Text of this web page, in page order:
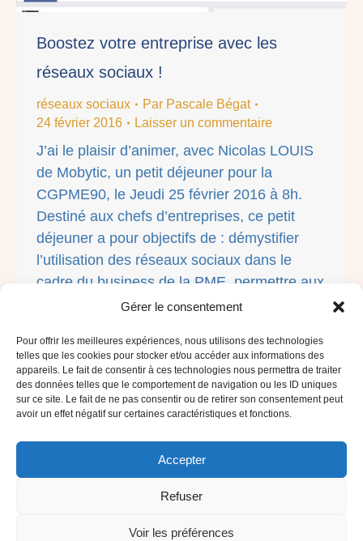
Gérer le consentement
Pour offrir les meilleures expériences, nous utilisons des technologies
telles que les cookies pour stocker et/ou accéder aux informations des
appareils. Le fait de consentir à ces technologies nous permettra de traiter
des données telles que le comportement de navigation ou les ID uniques
sur ce site. Le fait de ne pas consentir ou de retirer son consentement peut
avoir un effet négatif sur certaines caractéristiques et fonctions.
Accepter
Refuser
Voir les préférences
Boostez votre entreprise avec les
réseaux sociaux !
réseaux sociaux Par Pascale Bégat
24 février 2016
Laisser un commentaire
J’ai le plaisir d’animer, avec Nicolas LOUIS
de Mobytic, un petit déjeuner pour la
CGPME90, le Jeudi 25 février 2016 à 8h.
Destiné aux chefs d’entreprises, ce petit
déjeuner a pour objectifs de : démystifier
l’utilisation des réseaux sociaux dans le
cadre du business de la PME, permettre aux
chefs d’entreprises de connaitre les enjeux,